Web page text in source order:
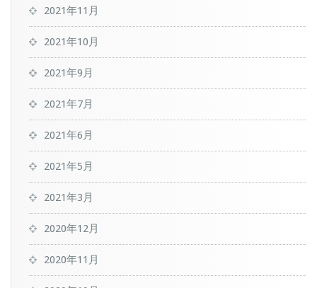
2021年11月
2021年10月
2021年9月
2021年7月
2021年6月
2021年5月
2021年3月
2020年12月
2020年11月